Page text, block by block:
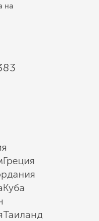
на
Греция
Куба
Таиланд